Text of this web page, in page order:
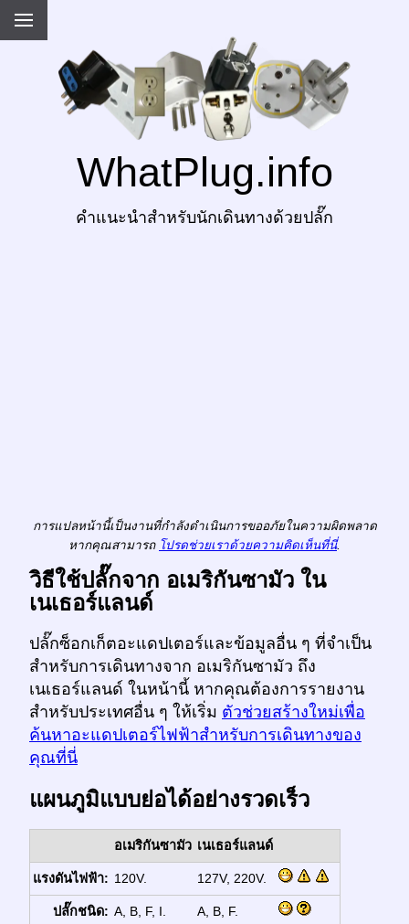
WhatPlug.info
คำแนะนำสำหรับนักเดินทางด้วยปลั๊ก
การแปลหน้านี้เป็นงานที่กำลังดำเนินการขออภัยในความผิดพลาด
หากคุณสามารถ โปรดช่วยเราด้วยความคิดเห็นที่นี่.
วิธีใช้ปลั๊กจาก อเมริกันซามัว ใน
เนเธอร์แลนด์
ปลั๊กซ็อกเก็ตอะแดปเตอร์และข้อมูลอื่น ๆ ที่จำเป็น
สำหรับการเดินทางจาก อเมริกันซามัว ถึง
เนเธอร์แลนด์ ในหน้านี้ หากคุณต้องการรายงาน
สำหรับประเทศอื่น ๆ ให้เริ่ม ตัวช่วยสร้างใหม่เพื่อ
ค้นหาอะแดปเตอร์ไฟฟ้าสำหรับการเดินทางของ
คุณที่นี่
แผนภูมิแบบย่อได้อย่างรวดเร็ว
อเมริกันซามัว เนเธอร์แลนด์
แรงดันไฟฟ้า: 120V. 127V, 220V.
ปลั๊กชนิด: A, B, F, I. A, B, F.